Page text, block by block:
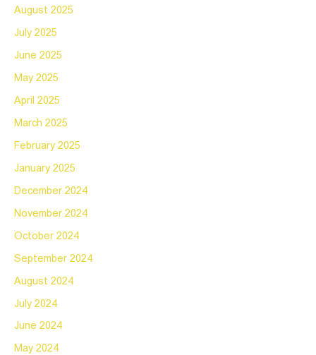
August 2025
July 2025
June 2025
May 2025
April 2025
March 2025
February 2025
January 2025
December 2024
November 2024
October 2024
September 2024
August 2024
July 2024
June 2024
May 2024